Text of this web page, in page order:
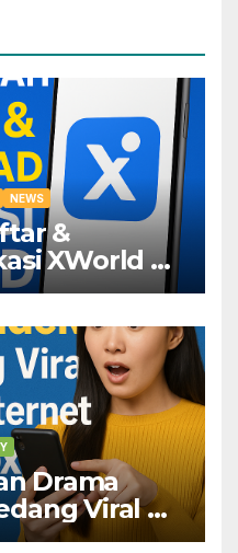
NEWS
&
XWorld —
Drama
Viral di
di